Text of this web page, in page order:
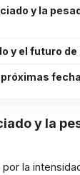
y la
y el futuro de
y la
la